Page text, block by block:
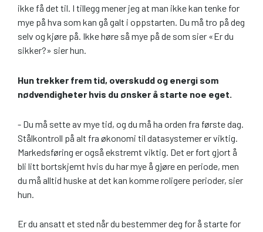
ikke få det til. I tillegg mener jeg at man ikke kan tenke for
mye på hva som kan gå galt i oppstarten. Du må tro på deg
selv og kjøre på. Ikke høre så mye på de som sier «Er du
sikker?» sier hun.
Hun trekker frem tid, overskudd og energi som
nødvendigheter hvis du ønsker å starte noe eget.
- Du må sette av mye tid, og du må ha orden fra første dag.
Stålkontroll på alt fra økonomi til datasystemer er viktig.
Markedsføring er også ekstremt viktig. Det er fort gjort å
bli litt bortskjemt hvis du har mye å gjøre en periode, men
du må alltid huske at det kan komme roligere perioder, sier
hun.
Er du ansatt et sted når du bestemmer deg for å starte for